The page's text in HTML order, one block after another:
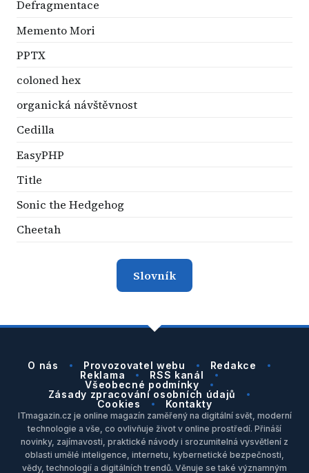
Defragmentace
Memento Mori
PPTX
coloned hex
organická návštěvnost
Cedilla
EasyPHP
Title
Sonic the Hedgehog
Cheetah
Slovník
O nás Provozovatel webu
Redakce
Reklama
RSS kanál
Všeobecné podmínky
Zásady zpracování osobních údajů
Cookies
Kontakty
ITmagazin.cz je online magazín zaměřený na digitální svět, moderní
technologie a vše, co ovlivňuje život v online prostředí. Přináší
novinky, zajímavosti, praktické návody i srozumitelná vysvětlení z
oblasti umělé inteligence, internetu, kybernetické bezpečnosti,
vědy, technologií a digitálních trendů. Věnuje se také významným